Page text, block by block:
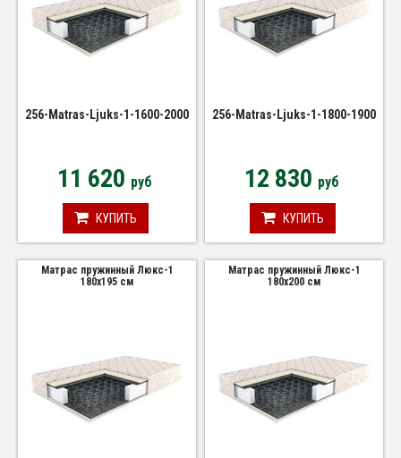
256-Matras-Ljuks-1-1600-2000
11 620 руб
КУПИТЬ
256-Matras-Ljuks-1-1800-1900
12 830 руб
КУПИТЬ
Матрас пружинный Люкс-1
180х195 см
Матрас пружинный Люкс-1
180х200 см